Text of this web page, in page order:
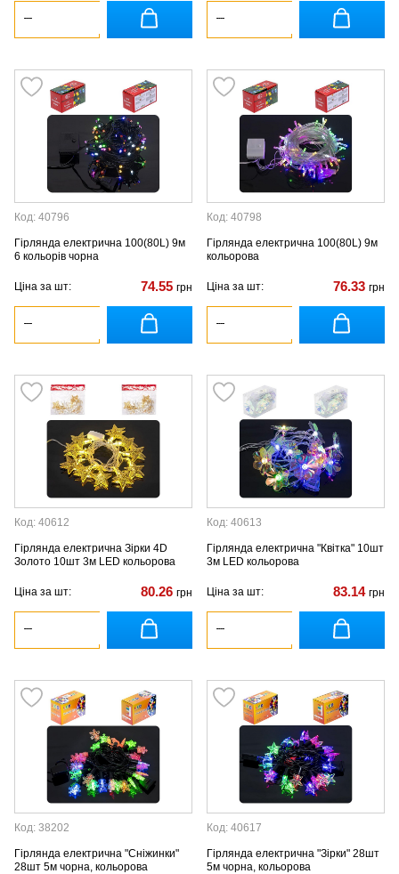
Код: 40796
Гірлянда електрична 100(80L) 9м
6 кольорів чорна
Ціна за шт: 74.55 грн
Код: 40798
Гірлянда електрична 100(80L) 9м
кольорова
Ціна за шт: 76.33 грн
Код: 40612
Гірлянда електрична Зірки 4D
Золото 10шт 3м LED кольорова
Ціна за шт: 80.26 грн
Код: 40613
Гірлянда електрична "Квітка" 10шт
3м LED кольорова
Ціна за шт: 83.14 грн
Код: 38202
Гірлянда електрична "Сніжинки"
28шт 5м чорна, кольорова
Код: 40617
Гірлянда електрична "Зірки" 28шт
5м чорна, кольорова